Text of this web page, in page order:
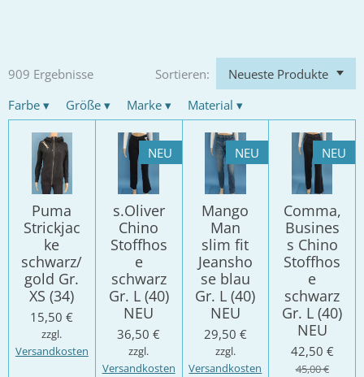
909 Ergebnisse
Sortieren:
Farbe ▾ Größe ▾ Marke ▾ Material ▾
Puma
Strickjac
ke
schwarz/
gold Gr.
XS (34)
15,50 €
zzgl.
Versandkosten
NEU
s.Oliver
Chino
Stoffhos
e
schwarz
Gr. L (40)
NEU
36,50 €
zzgl.
Versandkosten
NEU
Mango
Man
slim fit
Jeansho
se blau
Gr. L (40)
NEU
29,50 €
zzgl.
Versandkosten
NEU
Comma,
Busines
s Chino
Stoffhos
e
schwarz
Gr. L (40)
NEU
42,50 €
45,00 €